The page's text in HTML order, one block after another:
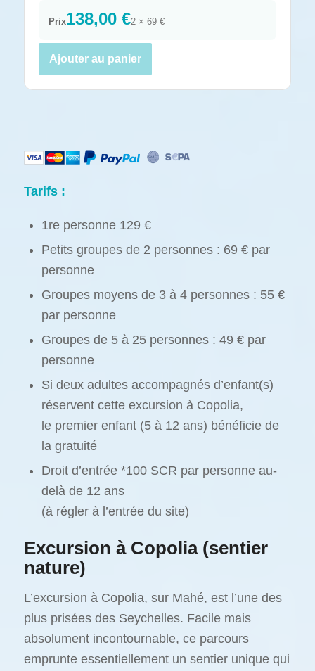
Prix138,00 €2 × 69 €
Ajouter au panier
Tarifs :
1re personne 129 €
Petits groupes de 2 personnes : 69 € par
personne
Groupes moyens de 3 à 4 personnes : 55 €
par personne
Groupes de 5 à 25 personnes : 49 € par
personne
Si deux adultes accompagnés d’enfant(s)
réservent cette excursion à Copolia,
le premier enfant (5 à 12 ans) bénéficie de
la gratuité
Droit d’entrée *100 SCR par personne au-
delà de 12 ans
(à régler à l’entrée du site)
Excursion à Copolia (sentier
nature)
L’excursion à Copolia, sur Mahé, est l’une des
plus prisées des Seychelles. Facile mais
absolument incontournable, ce parcours
emprunte essentiellement un sentier unique qui